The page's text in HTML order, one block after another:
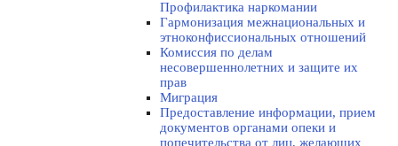
Профилактика наркомании
Гармонизация межнациональных и
этноконфиссиональных отношений
Комиссия по делам
несовершеннолетних и защите их
прав
Миграция
Предоставление информации, прием
документов органами опеки и
попечительства от лиц, желающих